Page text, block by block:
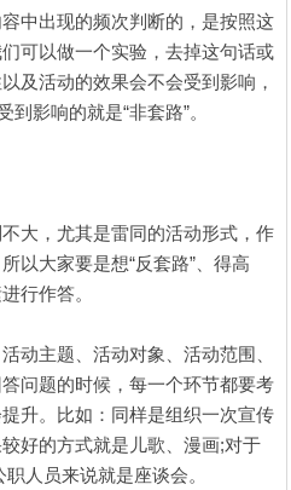
出现的频次判断的，是按照这
可以做一个实验，去掉这句话或
及活动的效果会不会受到影响，
到影响的就是“非套路”。
，尤其是雷同的活动形式，作
以大家要是想“反套路”、得高
行作答。
主题、活动对象、活动范围、
问题的时候，每一个环节都要考
升。比如：同样是组织一次宣传
好的方式就是儿歌、漫画;对于
人员来说就是座谈会。